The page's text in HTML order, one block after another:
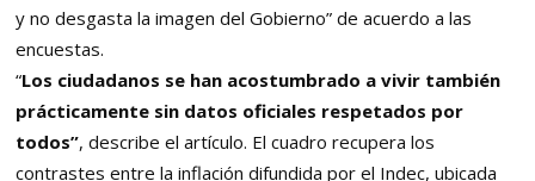
y no desgasta la imagen del Gobierno” de acuerdo a las
encuestas.
“Los ciudadanos se han acostumbrado a vivir también
prácticamente sin datos oficiales respetados por
todos”, describe el artículo. El cuadro recupera los
contrastes entre la inflación difundida por el Indec, ubicada